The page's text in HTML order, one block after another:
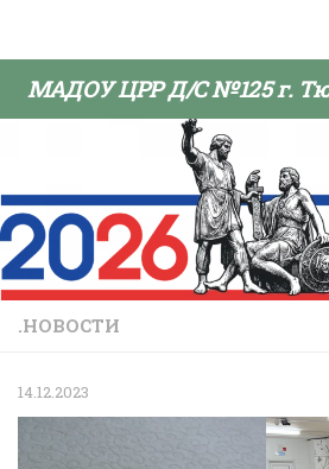
.НОВОСТИ
14.12.2023